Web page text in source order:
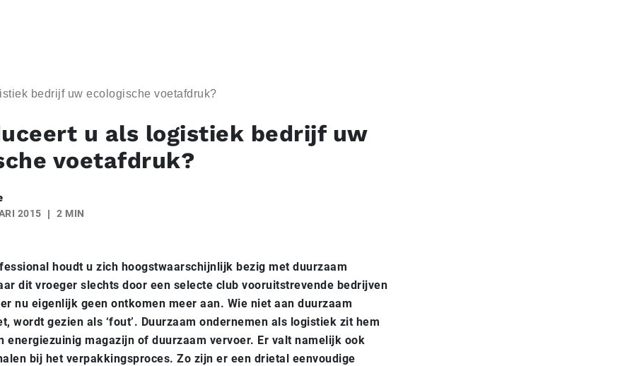
bedrijf uw ecologische voetafdruk?
u als logistiek bedrijf uw
voetafdruk?
2015 2 MIN
houdt u zich hoogstwaarschijnlijk bezig met duurzaam
dit vroeger slechts door een selecte club vooruitstrevende bedrijven
nu eigenlijk geen ontkomen meer aan. Wie niet aan duurzaam
wordt gezien als ‘fout’. Duurzaam ondernemen als logistiek zit hem
energiezuinig magazijn of duurzaam vervoer. Er valt namelijk ook
bij het verpakkingsproces. Zo zijn er een drietal eenvoudige